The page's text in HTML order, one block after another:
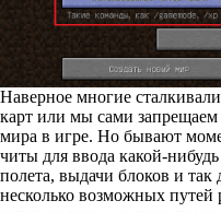
Наверное многие
карт или мы сами запрещаем
мира в игре. Но бывают
читы для ввода какой-
полета, выдачи блоков и так
несколько возможных